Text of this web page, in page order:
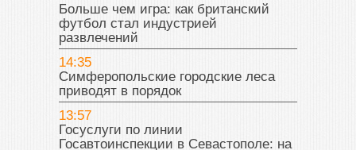
Больше чем игра: как британский
футбол стал индустрией
развлечений
14:35
Симферопольские городские леса
приводят в порядок
13:57
Госуслуги по линии
Госавтоинспекции в Севастополе: на